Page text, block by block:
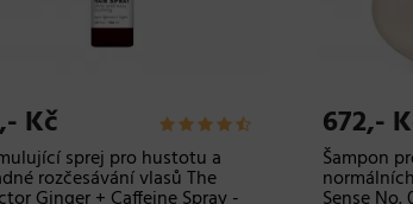
Kč
sprej pro hustotu a
rozčesávání vlasů The
672,-
Šampon